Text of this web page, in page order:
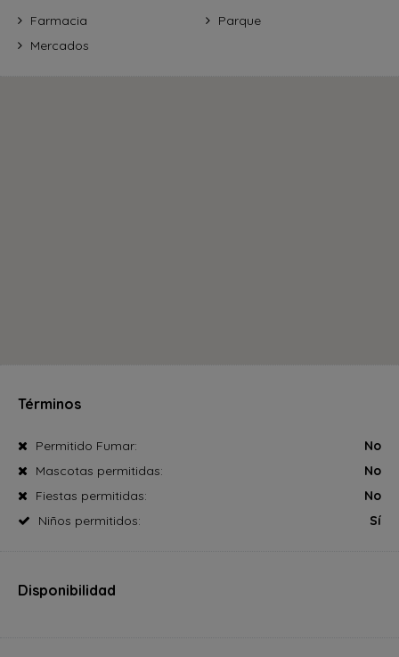
Farmacia
Mercados
Parque
Términos
Permitido Fumar:
No
Mascotas permitidas:
No
Fiestas permitidas:
No
Niños permitidos:
Sí
Disponibilidad